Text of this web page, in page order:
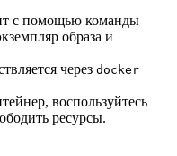
с помощью команды
образа и
через docker
воспользуйтесь
ресурсы.